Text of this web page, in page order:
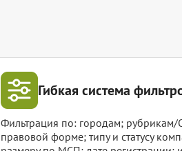
Гибкая система
Фильтрация по: городам;
правовой форме; типу и статусу